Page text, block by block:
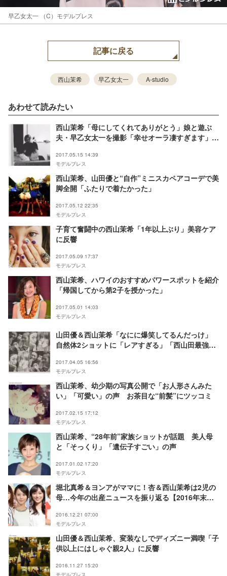
早乙女太一 （C）モデルプレス
記事に戻る
西山茉希 早乙女太一 A-studio
あわせて読みたい
西山茉希「母にしてくれてありがとう」娘と遊ぶ
夫・早乙女太一を撮影「幸せオーラ凄すぎます」
2017.05.15 14:39
モデルプレス
西山茉希、山田優と“自作”ミニスカペアコーデで美
脚全開「ふたりで着たかった」
2017.05.12 22:35
モデルプレス
子育て奮闘中の西山茉希「1年以上ぶり」美容ケア
に反響
2017.05.09 17:37
モデルプレス
西山茉希、ハワイのおすすめパワースポットを紹介
「帰国してから第2子を授かった」
2017.05.01 14:03
モデルプレス
山田優＆西山茉希「なにに爆笑してるんだっけ」
自然体2ショットに「レアすぎる」「西山田最強で
2017.04.05 16:56
モデルプレス
西山茉希、幼少期の写真公開で「お人形さんみた
い」「可愛い」の声 お茶目な“前髪”にツッコミ
2017.02.15 17:12
モデルプレス
西山茉希、“28年前”家族ショットが話題 美人母
と「そっくり」「遺伝子すごい」の声
2017.01.02 17:20
モデルプレス
堀北真希＆ヨンアがママに！杏＆西山茉希は2児の
母…今年の出産ニュースを振り返る【2016年末特
2016.12.21 07:00
モデルプレス
山田優＆西山茉希、変装なしでディズニー満喫「子
供以上にはしゃぐ親2人」に反響
2016.11.27 15:20